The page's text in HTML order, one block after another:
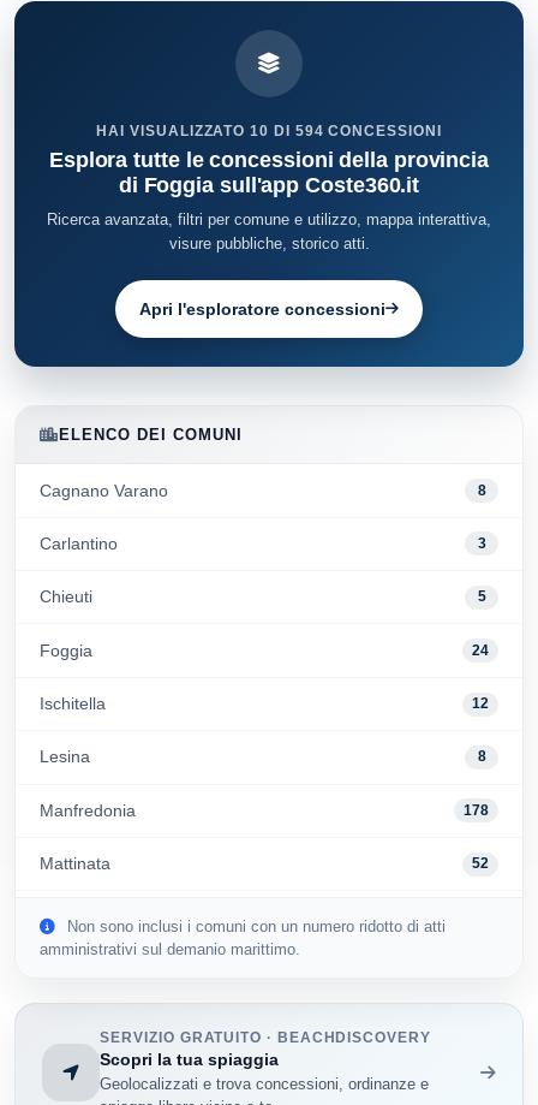
ELENCO DEI COMUNI
Cagnano Varano 8
Carlantino 3
Chieuti 5
Foggia 24
Ischitella 12
Lesina 8
Manfredonia 178
Mattinata 52
Monte Sant'Angelo
San Nicandro Garganico 4
Non sono inclusi i comuni con un numero ridotto di atti
amministrativi sul demanio marittimo.
SERVIZIO GRATUITO · BEACHDISCOVERY
Scopri la tua spiaggia
Geolocalizzati e trova concessioni, ordinanze e
HAI VISUALIZZATO 10 DI 594 CONCESSIONI
Esplora tutte le concessioni della provincia
di Foggia sull'app Coste360.it
Ricerca avanzata, filtri per comune e utilizzo, mappa interattiva,
visure pubbliche, storico atti.
Apri l'esploratore concessioni